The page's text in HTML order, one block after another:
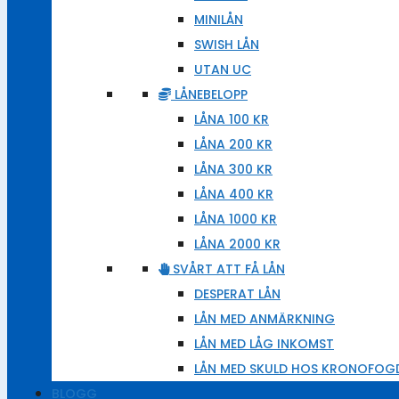
MINILÅN
SWISH LÅN
UTAN UC
LÅNEBELOPP
LÅNA 100 KR
LÅNA 200 KR
LÅNA 300 KR
LÅNA 400 KR
LÅNA 1000 KR
LÅNA 2000 KR
SVÅRT ATT FÅ LÅN
DESPERAT LÅN
LÅN MED ANMÄRKNING
LÅN MED LÅG INKOMST
LÅN MED SKULD HOS
BLOGG